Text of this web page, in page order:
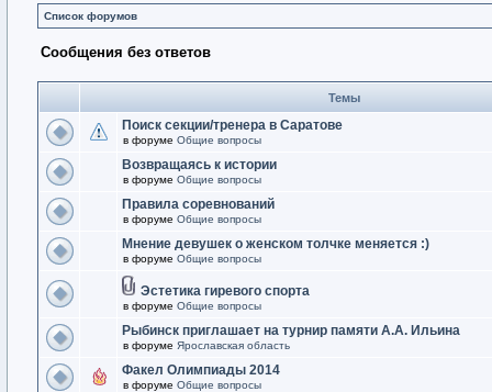
Список форумов
Сообщения без ответов
Темы
Поиск секции/тренера в Саратове
в форуме Общие вопросы
Возвращаясь к истории
в форуме Общие вопросы
Правила соревнований
в форуме Общие вопросы
Мнение девушек о женском толчке меняется :)
в форуме Общие вопросы
Эстетика гиревого спорта
в форуме Общие вопросы
Рыбинск приглашает на турнир памяти А.А. Ильина
в форуме Ярославская область
Факел Олимпиады 2014
в форуме Общие вопросы